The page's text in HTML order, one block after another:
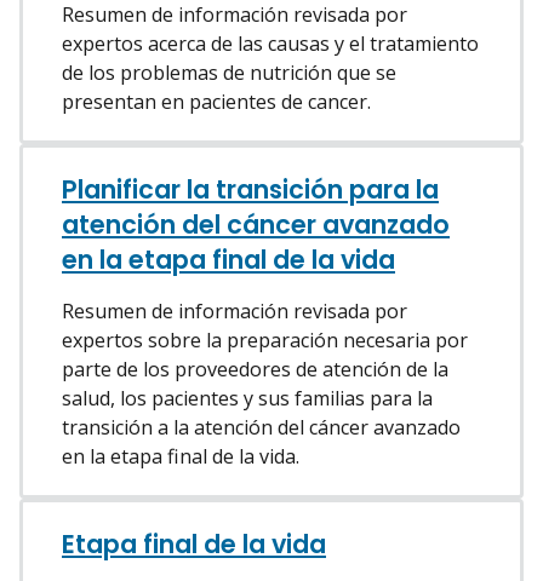
Resumen de información revisada por
expertos acerca de las causas y el tratamiento
de los problemas de nutrición que se
presentan en pacientes de cancer.
Planificar la transición para la
atención del cáncer avanzado
en la etapa final de la vida
Resumen de información revisada por
expertos sobre la preparación necesaria por
parte de los proveedores de atención de la
salud, los pacientes y sus familias para la
transición a la atención del cáncer avanzado
en la etapa final de la vida.
Etapa final de la vida